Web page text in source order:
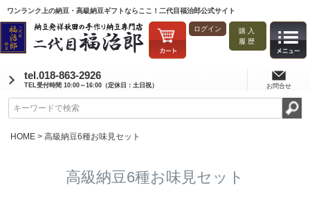
ワンランク上の納豆・高級納豆ギフトならここ！二代目福治郎公式サイト
ログイン
購入
履歴
tel.018-863-2926
TEL受付時間 10:00～16:00（定休日：土日祝） お問合せ
HOME 高級納豆6種お味見セット
高級納豆6種お味見セット